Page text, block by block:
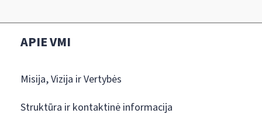
APIE VMI
Misija, Vizija ir Vertybės
Struktūra ir kontaktinė informacija